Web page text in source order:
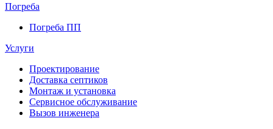
Погребa
Погреба ПП
Услуги
Проектирование
Доставка септиков
Монтаж и установка
Сервисное обслуживание
Вызов инженера